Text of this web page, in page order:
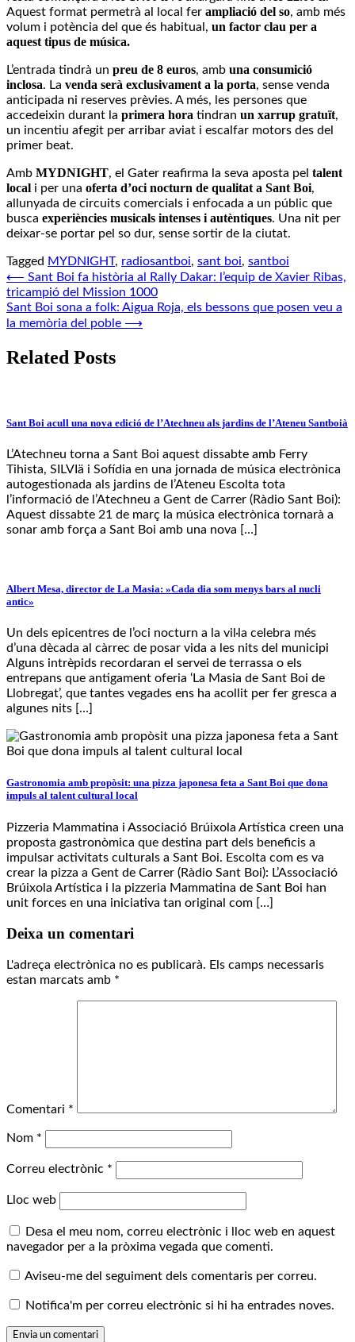
Aquest format permetrà al local fer ampliació del so, amb més
volum i potència del que és habitual, un factor clau per a
aquest tipus de música.
L’entrada tindrà un preu de 8 euros, amb una consumició
inclosa. La venda serà exclusivament a la porta, sense venda
anticipada ni reserves prèvies. A més, les persones que
accedeixin durant la primera hora tindran un xarrup gratuït,
un incentiu afegit per arribar aviat i escalfar motors des del
primer beat.
Amb MYDNIGHT, el Gater reafirma la seva aposta pel talent
local i per una oferta d’oci nocturn de qualitat a Sant Boi,
allunyada de circuits comercials i enfocada a un públic que
busca experiències musicals intenses i autèntiques. Una nit per
deixar-se portar pel so dur, sense sortir de la ciutat.
Tagged MYDNIGHT, radiosantboi, sant boi, santboi
Navegació
d'entrades
⟵ Sant Boi fa història al Rally Dakar: l’equip de Xavier Ribas,
tricampió del Mission 1000
Sant Boi sona a folk: Aigua Roja, els bessons que posen veu a
la memòria del poble ⟶
Related Posts
Sant Boi acull una nova edició de l’Atechneu als jardins de l’Ateneu Santboià
L’Atechneu torna a Sant Boi aquest dissabte amb Ferry
Tihista, SILVIä i Sofídia en una jornada de música electrònica
autogestionada als jardins de l’Ateneu Escolta tota
l’informació de l’Atechneu a Gent de Carrer (Ràdio Sant Boi):
Aquest dissabte 21 de març la música electrònica tornarà a
sonar amb força a Sant Boi amb una nova […]
Albert Mesa, director de La Masia: »Cada dia som menys bars al nucli
antic»
Un dels epicentres de l’oci nocturn a la vil·la celebra més
d’una dècada al càrrec de posar vida a les nits del municipi
Alguns intrèpids recordaran el servei de terrassa o els
entrepans que antigament oferia ‘La Masia de Sant Boi de
Llobregat’, que tantes vegades ens ha acollit per fer gresca a
algunes nits […]
Gastronomia amb propòsit: una pizza japonesa feta a Sant Boi que dona
impuls al talent cultural local
Pizzeria Mammatina i Associació Brúixola Artística creen una
proposta gastronòmica que destina part dels beneficis a
impulsar activitats culturals a Sant Boi. Escolta com es va
crear la pizza a Gent de Carrer (Ràdio Sant Boi): L’Associació
Brúixola Artística i la pizzeria Mammatina de Sant Boi han
unit forces en una iniciativa tan original com […]
Deixa un comentari
L'adreça electrònica no es publicarà. Els camps necessaris
estan marcats amb *
Comentari *
Nom *
Correu electrònic *
Lloc web
Desa el meu nom, correu electrònic i lloc web en aquest
navegador per a la pròxima vegada que comenti.
Aviseu-me del seguiment dels comentaris per correu.
Notifica'm per correu electrònic si hi ha entrades noves.